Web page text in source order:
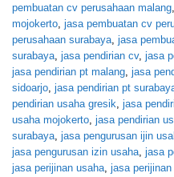
pembuatan cv perusahaan malang
mojokerto jasa pembuatan cv
perusahaan surabaya jasa
surabaya jasa pendirian cv, jasa
jasa pendirian pt malang jasa
sidoarjo jasa pendirian pt
pendirian usaha gresik jasa
usaha mojokerto jasa pendirian
surabaya jasa pengurusan ijin
jasa pengurusan izin usaha jasa
jasa perijinan usaha jasa